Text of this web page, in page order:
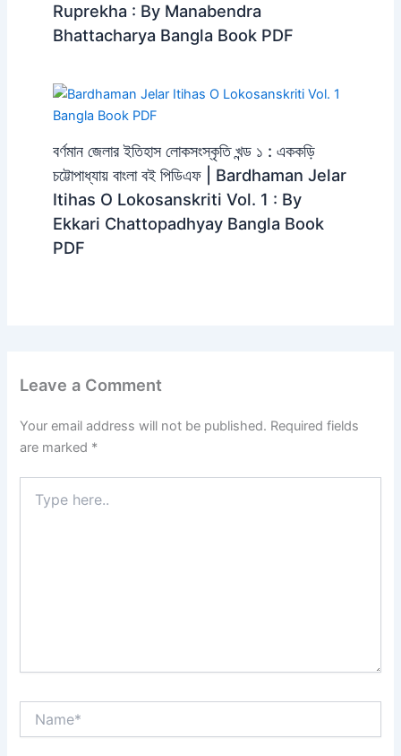
Ruprekha : By Manabendra
Bhattacharya Bangla Book PDF
বর্ণমান জেলার ইতিহাস লোকসংস্কৃতি খন্ড ১ : এককড়ি
চট্টোপাধ্যায় বাংলা বই পিডিএফ | Bardhaman Jelar
Itihas O Lokosanskriti Vol. 1 : By
Ekkari Chattopadhyay Bangla Book
PDF
Leave a Comment
Your email address will not be published. Required fields
are marked *
here..